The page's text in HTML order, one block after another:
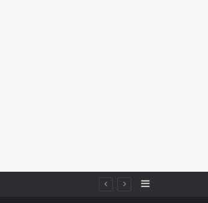
Sidebar